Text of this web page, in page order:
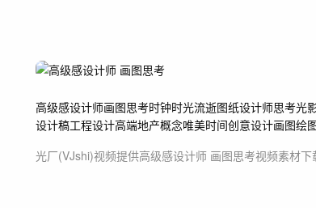
高级感设计师画图思考时钟时光流逝图纸设计师思考光
设计稿工程设计高端地产概念唯美时间创意设计画图绘
光厂(VJshi)视频提供高级感设计师 画图思考视频素材下